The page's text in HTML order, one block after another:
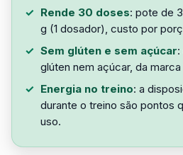
Rende 30 doses: pote de
g (1 dosador), custo por
Sem glúten e sem açúcar
glúten nem açúcar, da
Energia no treino: a
durante o treino são pontos
uso.